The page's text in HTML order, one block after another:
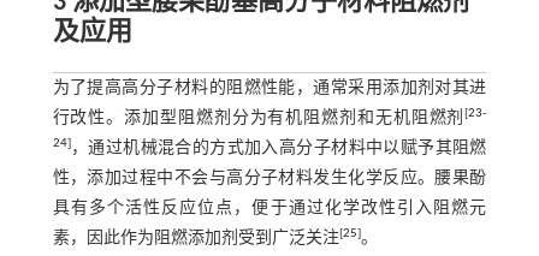
及应用
为了提高高分子材料的阻燃性能，通常采用添加剂对其进
行改性。添加型阻燃剂分为有机阻燃剂和无机阻燃剂[23-
24]，通过机械混合的方式加入高分子材料中以赋予其阻燃
性，添加过程中不会与高分子材料发生化学反应。腰果酚
具有多个活性反应位点，便于通过化学改性引入阻燃元
素，因此作为阻燃添加剂受到广泛关注[25]。